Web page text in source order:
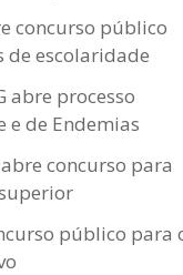
concurso público
de escolaridade
abre processo
e de Endemias
concurso para
público para